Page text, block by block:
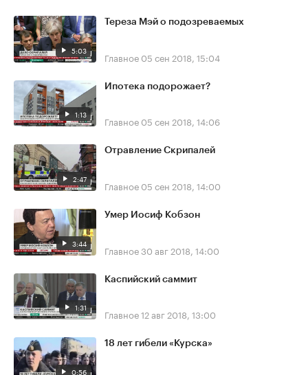
5:03
Тереза Мэй о подозреваемых
Главное 05 сен 2018, 15:04
1:13
Ипотека подорожает?
Главное 05 сен 2018, 14:06
2:47
Отравление Скрипалей
Главное 05 сен 2018, 14:00
3:44
Умер Иосиф Кобзон
Главное30 авг 2018, 14:00
1:31
Каспийский саммит
Главное12 авг 2018, 13:00
0:56
18 лет гибели «Курска»